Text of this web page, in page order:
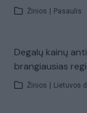
Žinios Pasaulis
Degalų kainų
brangiausias
Žinios Lietuvos